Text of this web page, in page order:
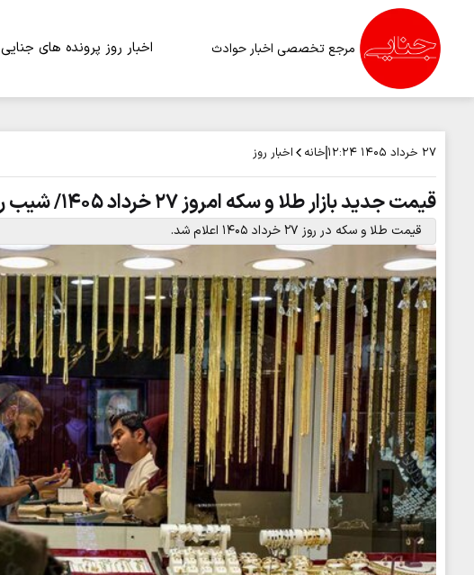
مرجع تخصصی اخبار حوادث اخبار روز پرونده های جنایی
۲۷ خرداد ۱۴۰۵ ۱۲:۲۴ خانه اخبار روز
قیمت جدید بازار طلا و سکه امروز ۲۷ خرداد ۱۴۰۵/ شیب ریزش قیمت طلا و سکه تندتر شد + جدول
قیمت طلا و سکه در روز ۲۷ خرداد ۱۴۰۵ اعلام شد.